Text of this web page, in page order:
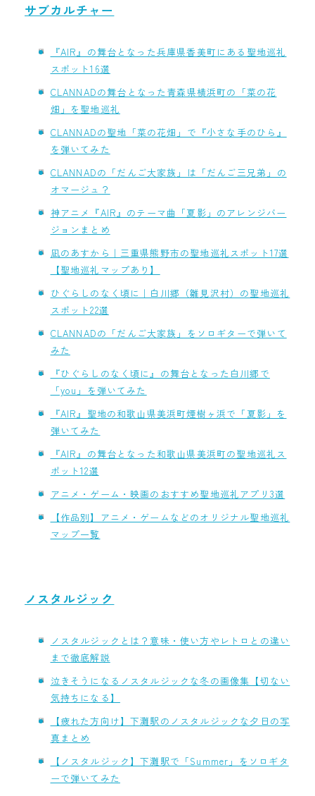
サブカルチャー
『AIR』の舞台となった兵庫県香美町にある聖地巡礼
スポット16選
CLANNADの舞台となった青森県横浜町の「菜の花
畑」を聖地巡礼
CLANNADの聖地「菜の花畑」で『小さな手のひら』
を弾いてみた
CLANNADの「だんご大家族」は「だんご三兄弟」の
オマージュ？
神アニメ『AIR』のテーマ曲「夏影」のアレンジバー
ジョンまとめ
凪のあすから｜三重県熊野市の聖地巡礼スポット17選
【聖地巡礼マップあり】
ひぐらしのなく頃に｜白川郷（雛見沢村）の聖地巡礼
スポット22選
CLANNADの「だんご大家族」をソロギターで弾いて
みた
『ひぐらしのなく頃に』の舞台となった白川郷で
「you」を弾いてみた
『AIR』聖地の和歌山県美浜町煙樹ヶ浜で「夏影」を
弾いてみた
『AIR』の舞台となった和歌山県美浜町の聖地巡礼ス
ポット12選
アニメ・ゲーム・映画のおすすめ聖地巡礼アプリ3選
【作品別】アニメ・ゲームなどのオリジナル聖地巡礼
マップ一覧
ノスタルジック
ノスタルジックとは？意味・使い方やレトロとの違い
まで徹底解説
泣きそうになるノスタルジックな冬の画像集【切ない
気持ちになる】
【疲れた方向け】下灘駅のノスタルジックな夕日の写
真まとめ
【ノスタルジック】下灘駅で「Summer」をソロギタ
ーで弾いてみた